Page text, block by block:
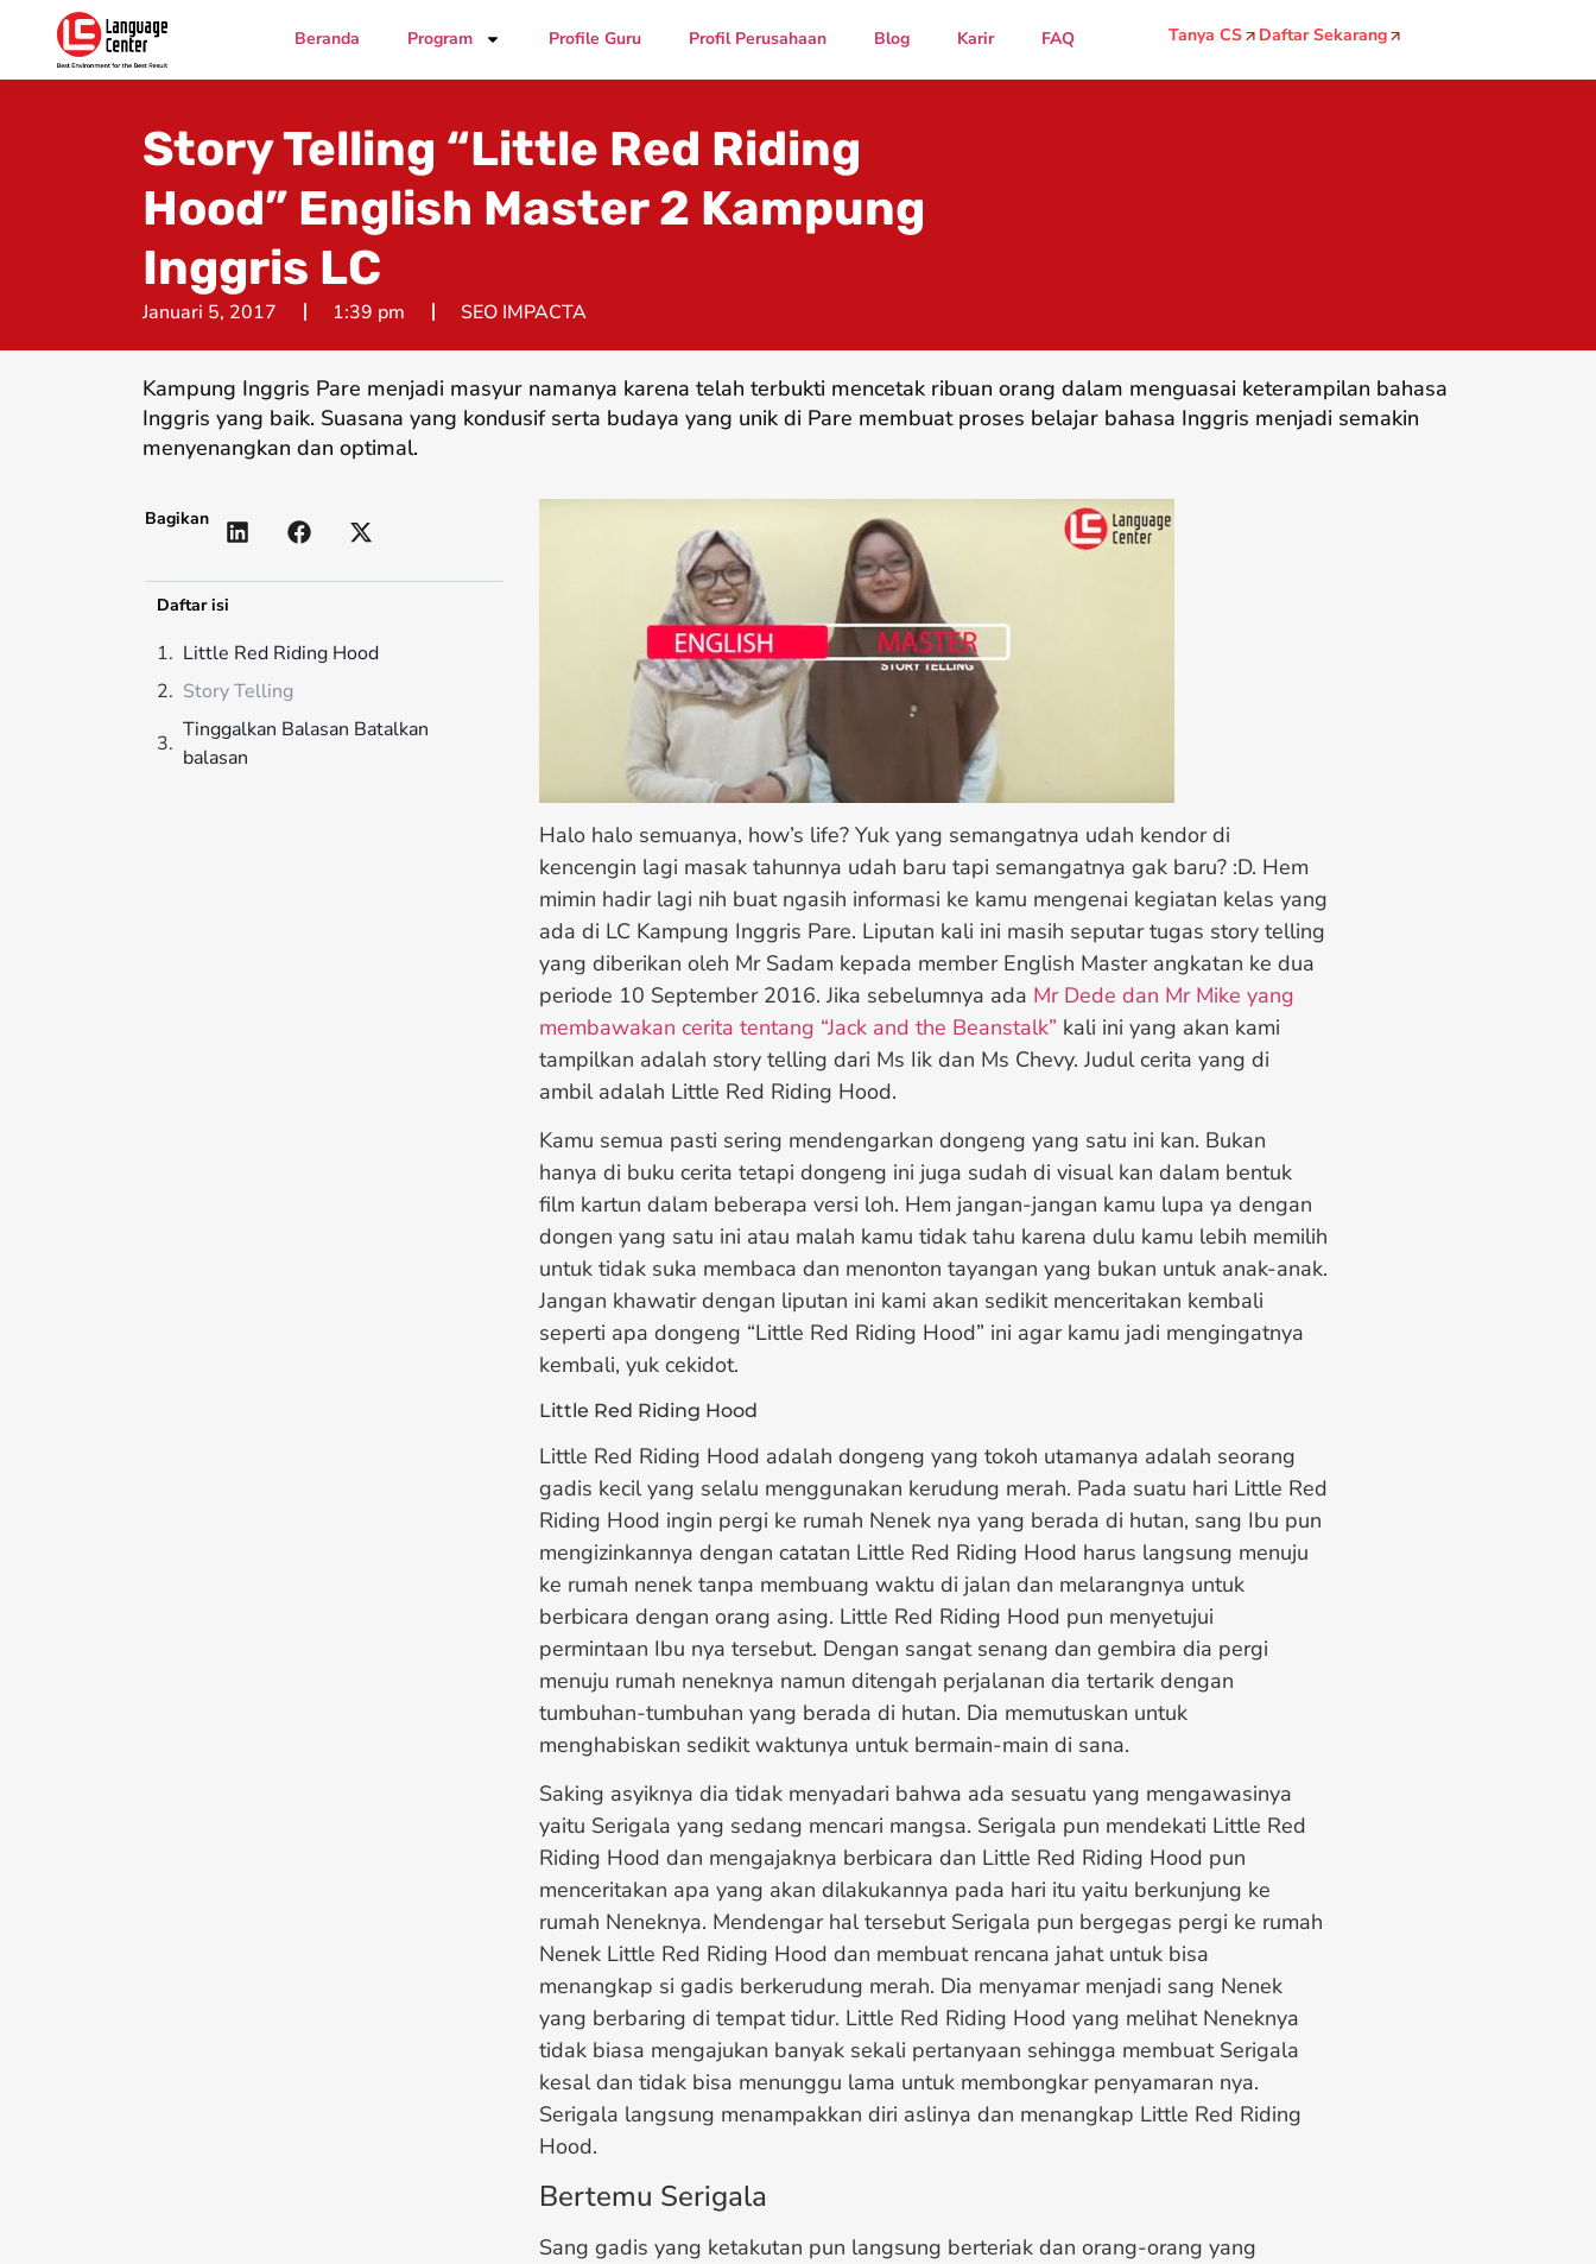
Beranda Program Profile Guru Profil Perusahaan Blog Karir FAQ Tanya CS Daftar Sekarang
Story Telling “Little Red Riding
Hood” English Master 2 Kampung
Inggris LC
Januari 5, 2017 1:39 pm SEO IMPACTA
Kampung Inggris Pare menjadi masyur namanya karena telah terbukti mencetak ribuan orang dalam menguasai keterampilan bahasa
Inggris yang baik. Suasana yang kondusif serta budaya yang unik di Pare membuat proses belajar bahasa Inggris menjadi semakin
menyenangkan dan optimal.
Bagikan
Daftar isi
Little Red Riding Hood
Story Telling
Tinggalkan Balasan Batalkan
balasan
Halo halo semuanya, how’s life? Yuk yang semangatnya udah kendor di
kencengin lagi masak tahunnya udah baru tapi semangatnya gak baru? :D. Hem
mimin hadir lagi nih buat ngasih informasi ke kamu mengenai kegiatan kelas yang
ada di LC Kampung Inggris Pare. Liputan kali ini masih seputar tugas story telling
yang diberikan oleh Mr Sadam kepada member English Master angkatan ke dua
periode 10 September 2016. Jika sebelumnya ada Mr Dede dan Mr Mike yang
membawakan cerita tentang “Jack and the Beanstalk” kali ini yang akan kami
tampilkan adalah story telling dari Ms Iik dan Ms Chevy. Judul cerita yang di
ambil adalah Little Red Riding Hood.
Kamu semua pasti sering mendengarkan dongeng yang satu ini kan. Bukan
hanya di buku cerita tetapi dongeng ini juga sudah di visual kan dalam bentuk
film kartun dalam beberapa versi loh. Hem jangan-jangan kamu lupa ya dengan
dongen yang satu ini atau malah kamu tidak tahu karena dulu kamu lebih memilih
untuk tidak suka membaca dan menonton tayangan yang bukan untuk anak-anak.
Jangan khawatir dengan liputan ini kami akan sedikit menceritakan kembali
seperti apa dongeng “Little Red Riding Hood” ini agar kamu jadi mengingatnya
kembali, yuk cekidot.
Little Red Riding Hood
Little Red Riding Hood adalah dongeng yang tokoh utamanya adalah seorang
gadis kecil yang selalu menggunakan kerudung merah. Pada suatu hari Little Red
Riding Hood ingin pergi ke rumah Nenek nya yang berada di hutan, sang Ibu pun
mengizinkannya dengan catatan Little Red Riding Hood harus langsung menuju
ke rumah nenek tanpa membuang waktu di jalan dan melarangnya untuk
berbicara dengan orang asing. Little Red Riding Hood pun menyetujui
permintaan Ibu nya tersebut. Dengan sangat senang dan gembira dia pergi
menuju rumah neneknya namun ditengah perjalanan dia tertarik dengan
tumbuhan-tumbuhan yang berada di hutan. Dia memutuskan untuk
menghabiskan sedikit waktunya untuk bermain-main di sana.
Saking asyiknya dia tidak menyadari bahwa ada sesuatu yang mengawasinya
yaitu Serigala yang sedang mencari mangsa. Serigala pun mendekati Little Red
Riding Hood dan mengajaknya berbicara dan Little Red Riding Hood pun
menceritakan apa yang akan dilakukannya pada hari itu yaitu berkunjung ke
rumah Neneknya. Mendengar hal tersebut Serigala pun bergegas pergi ke rumah
Nenek Little Red Riding Hood dan membuat rencana jahat untuk bisa
menangkap si gadis berkerudung merah. Dia menyamar menjadi sang Nenek
yang berbaring di tempat tidur. Little Red Riding Hood yang melihat Neneknya
tidak biasa mengajukan banyak sekali pertanyaan sehingga membuat Serigala
kesal dan tidak bisa menunggu lama untuk membongkar penyamaran nya.
Serigala langsung menampakkan diri aslinya dan menangkap Little Red Riding
Hood.
Bertemu Serigala
Sang gadis yang ketakutan pun langsung berteriak dan orang-orang yang